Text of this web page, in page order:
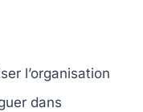
l’organisation
dans